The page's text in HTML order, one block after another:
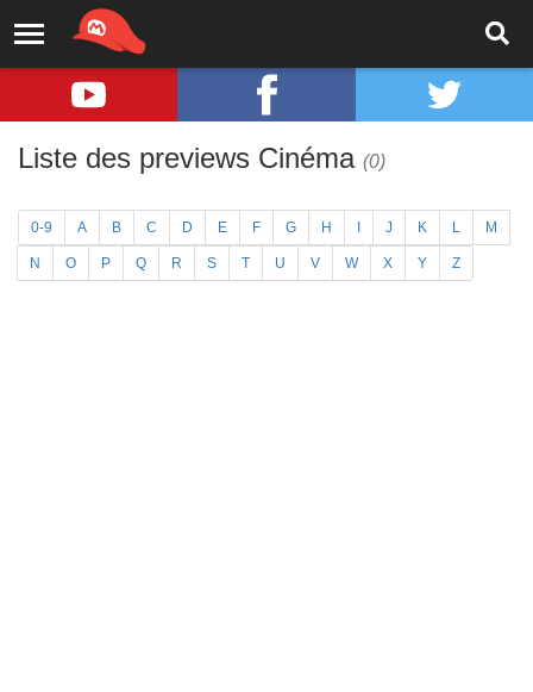
Liste des previews Cinéma (0)
0-9 A B C D E F G H J K L M
N O P Q R S T U V W X Y Z